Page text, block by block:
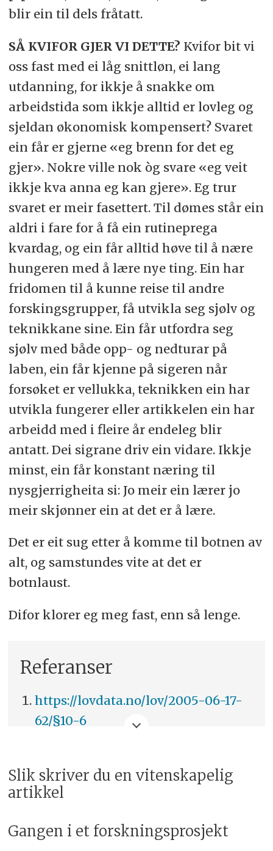
blir ein til dels fråtatt.
SÅ KVIFOR GJER VI DETTE? Kvifor bit vi
oss fast med ei låg snittløn, ei lang
utdanning, for ikkje å snakke om
arbeidstida som ikkje alltid er lovleg og
sjeldan økonomisk kompensert? Svaret
ein får er gjerne «eg brenn for det eg
gjer». Nokre ville nok òg svare «eg veit
ikkje kva anna eg kan gjere». Eg trur
svaret er meir fasettert. Til dømes står ein
aldri i fare for å få ein rutineprega
kvardag, og ein får alltid høve til å nære
hungeren med å lære nye ting. Ein har
fridomen til å kunne reise til andre
forskingsgrupper, få utvikla seg sjølv og
teknikkane sine. Ein får utfordra seg
sjølv med både opp- og nedturar på
laben, ein får kjenne på sigeren når
forsøket er vellukka, teknikken ein har
utvikla fungerer eller artikkelen ein har
arbeidd med i fleire år endeleg blir
antatt. Dei sigrane driv ein vidare. Ikkje
minst, ein får konstant næring til
nysgjerrigheita si: Jo meir ein lærer jo
meir skjønner ein at det er å lære.
Det er eit sug etter å komme til botnen av
alt, og samstundes vite at det er
botnlaust.
Difor klorer eg meg fast, enn så lenge.
Referanser
https://lovdata.no/lov/2005-06-17-
62/§10-6
og-doktorgradskandidater
http://www.nifu.no/news/hoy-
med-doktorgrad-2/
Slik skriver du en vitenskapelig
artikkel
Gangen i et forskningsprosjekt